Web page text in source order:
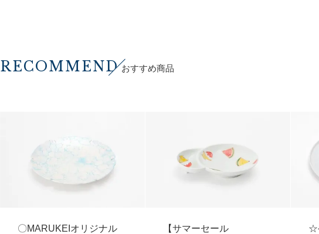
RECOMMEND おすすめ商品
〇MARUKEIオリジナル
【サマーセール
☆